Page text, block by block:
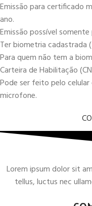
Emissão para certificado
ano.
Emissão possível
Ter biometria
Para quem não tem a
Carteira de Habilitação
Pode ser feito pelo
microfone.
Lorem ipsum dolor sit
tellus, luctus nec